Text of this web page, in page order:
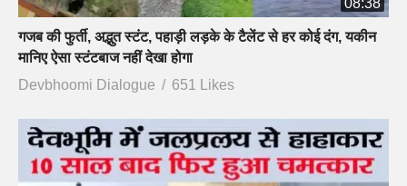
08:38
गजब की फुर्ती, अद्भुत स्टंट, पहाड़ी लड़के के टैलेंट से हर कोई दंग, यकीन
मानिए ऐसा स्टंटबाज नहीं देखा होगा
Devbhoomi Dialogue
651 Likes